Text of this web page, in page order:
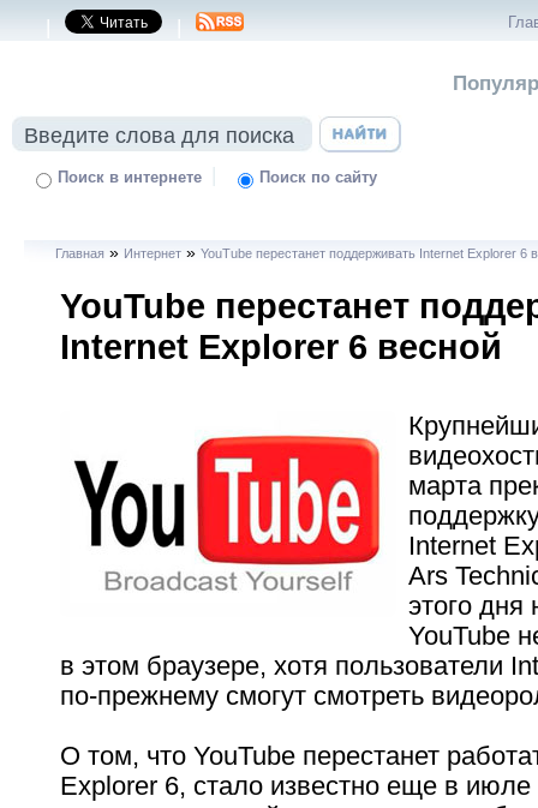
| |
Поиск в интернете | Поиск по сайту
Главная » Интернет »YouTube перестанет поддерживать Internet Explorer 6
YouTube перестанет
Internet Explorer 6 весной
марта
Internet
Ars
этого
YouTube
в этом браузере, хотя пользователи
по-прежнему смогут смотреть
О том, что YouTube перестанет
Explorer 6, стало известно еще в июле